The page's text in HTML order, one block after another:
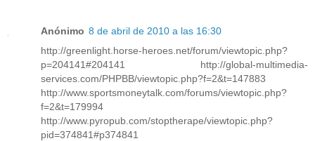
Anónimo 8 de abril de 2010 a las 16:30
http://greenlight.horse-heroes.net/forum/viewtopic.php?
p=204141#204141 http://global-multimedia-
services.com/PHPBB/viewtopic.php?f=2&t=147883
http://www.sportsmoneytalk.com/forums/viewtopic.php?
f=2&t=179994
http://www.pyropub.com/stoptherape/viewtopic.php?
pid=374841#p374841